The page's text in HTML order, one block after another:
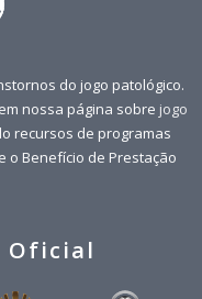
do jogo patológico.
nossa página sobre jogo
recursos de programas
o Benefício de Prestação
Oficial